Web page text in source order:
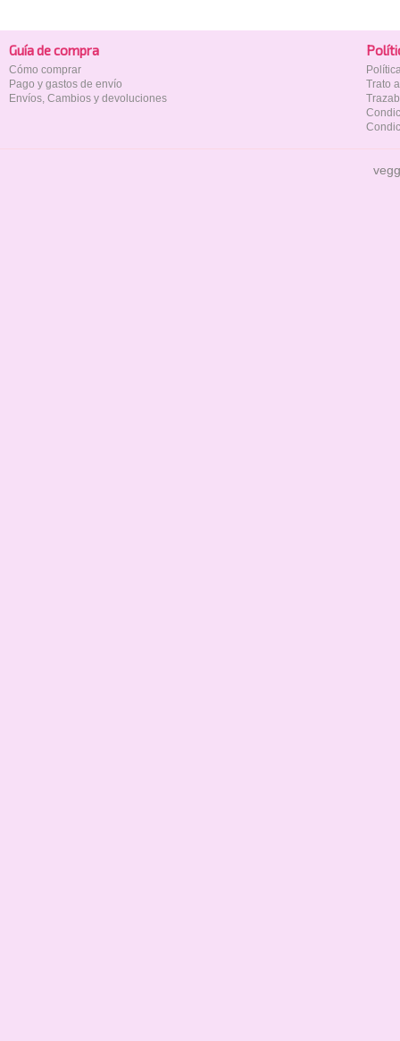
Guía de compra
Cómo comprar
Pago y gastos de envío
Envíos, Cambios y devoluciones
Trato